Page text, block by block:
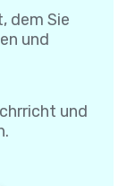
dem Sie
und
und